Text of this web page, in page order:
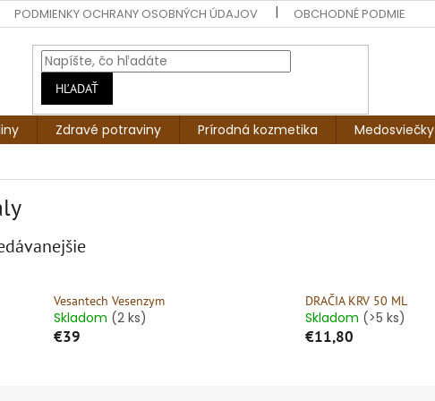
PODMIENKY OCHRANY OSOBNÝCH ÚDAJOV OBCHODNÉ PODMIENKY
HĽADAŤ
Zdravé potraviny Prírodná kozmetika Medosviečky
Vesantech Vesenzym
Skladom (2 ks)
€39
DRAČIA KRV 50 ML
Skladom (>5 ks)
€11,80